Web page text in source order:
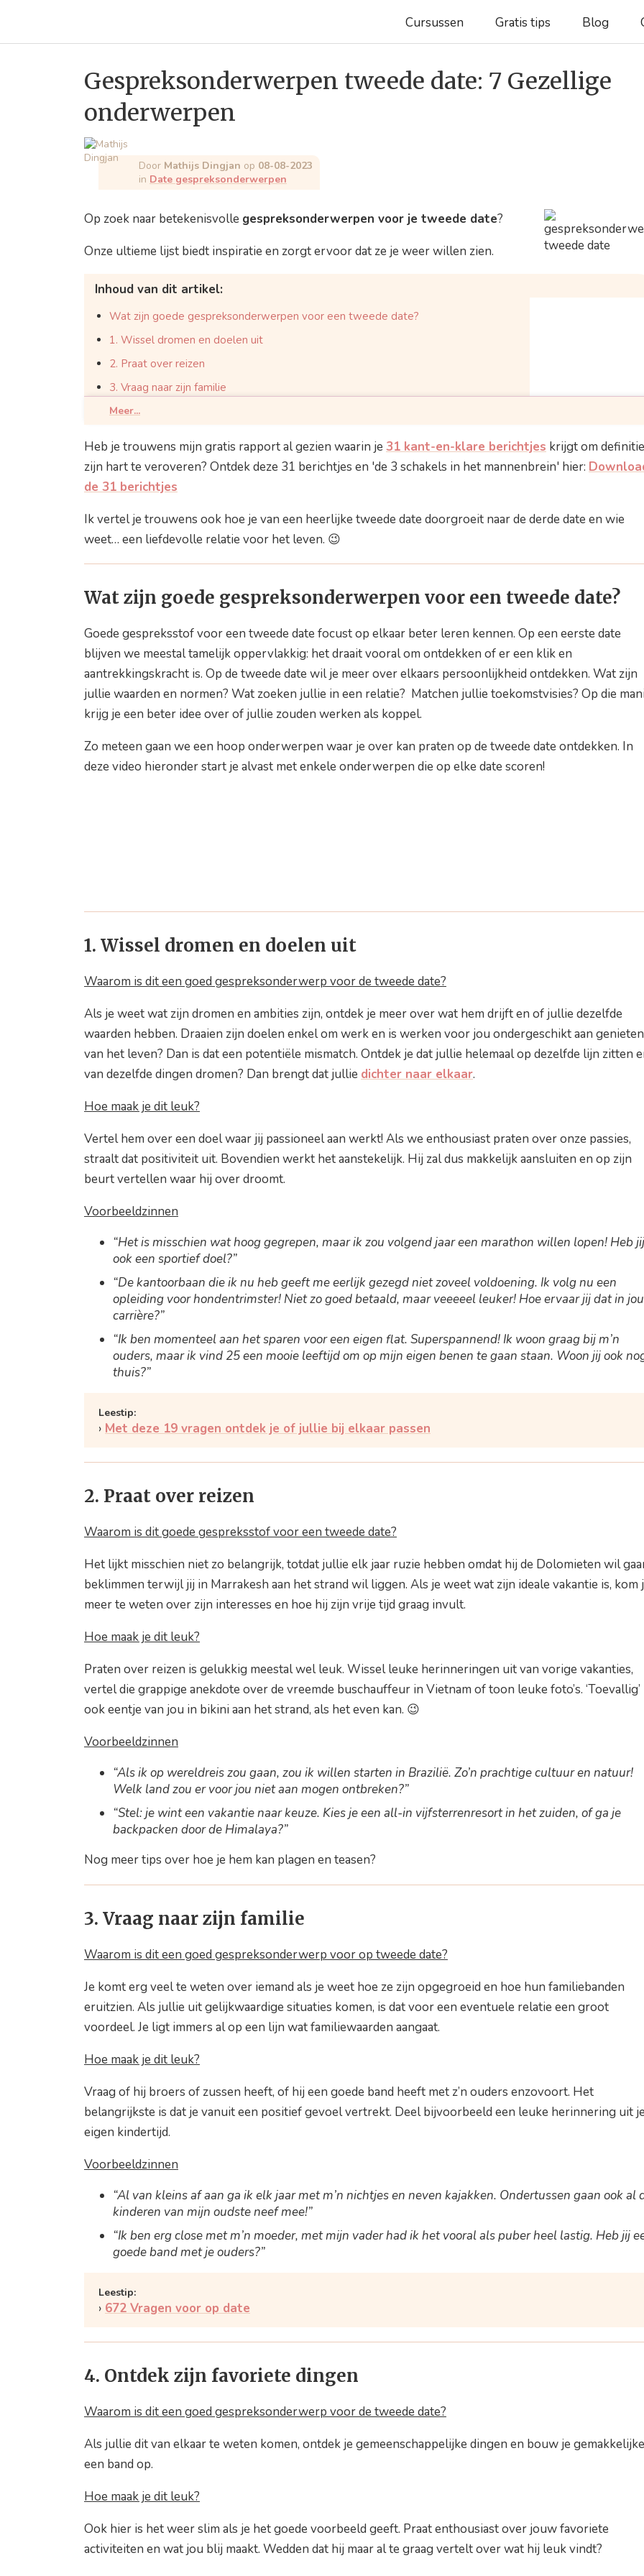
Cursussen Gratis tips Blog
Gespreksonderwerpen tweede date: 7 Gezellige
onderwerpen
Door Mathijs Dingjan op 08-08-2023
in Date gespreksonderwerpen
Op zoek naar betekenisvolle gespreksonderwerpen voor je tweede date?
Onze ultieme lijst biedt inspiratie en zorgt ervoor dat ze je weer willen zien.
Inhoud van dit artikel:
Wat zijn goede gespreksonderwerpen voor een tweede date?
1. Wissel dromen en doelen uit
2. Praat over reizen
3. Vraag naar zijn familie
4. Ontdek zijn favoriete dingen
6. Ontdek waar hij zich aan ergert
7. Vraag naar zijn muziek-, film- en/of boeksmaak
Meer...
Heb je trouwens mijn gratis rapport al gezien waarin je 31 kant-en-klare berichtjes krijgt om
zijn hart te veroveren? Ontdek deze 31 berichtjes en 'de 3 schakels in het mannenbrein' hier:
de 31 berichtjes
Ik vertel je trouwens ook hoe je van een heerlijke tweede date doorgroeit naar de derde date en wie
weet… een liefdevolle relatie voor het leven. 😉
Wat zijn goede gespreksonderwerpen voor een tweede date?
Goede gespreksstof voor een tweede date focust op elkaar beter leren kennen. Op een eerste date
blijven we meestal tamelijk oppervlakkig: het draait vooral om ontdekken of er een klik en
aantrekkingskracht is. Op de tweede date wil je meer over elkaars persoonlijkheid ontdekken. Wat zijn
jullie waarden en normen? Wat zoeken jullie in een relatie? Matchen jullie toekomstvisies? Op die
krijg je een beter idee over of jullie zouden werken als koppel.
Zo meteen gaan we een hoop onderwerpen waar je over kan praten op de tweede date ontdekken. In
deze video hieronder start je alvast met enkele onderwerpen die op elke date scoren!
1. Wissel dromen en doelen uit
Waarom is dit een goed gespreksonderwerp voor de tweede date?
Als je weet wat zijn dromen en ambities zijn, ontdek je meer over wat hem drijft en of jullie dezelfde
waarden hebben. Draaien zijn doelen enkel om werk en is werken voor jou ondergeschikt aan genieten
van het leven? Dan is dat een potentiële mismatch. Ontdek je dat jullie helemaal op dezelfde lijn zitten
van dezelfde dingen dromen? Dan brengt dat jullie dichter naar elkaar.
Hoe maak je dit leuk?
Vertel hem over een doel waar jij passioneel aan werkt! Als we enthousiast praten over onze passies,
straalt dat positiviteit uit. Bovendien werkt het aanstekelijk. Hij zal dus makkelijk aansluiten en op zijn
beurt vertellen waar hij over droomt.
Voorbeeldzinnen
“Het is misschien wat hoog gegrepen, maar ik zou volgend jaar een marathon willen lopen! Heb jij
ook een sportief doel?”
“De kantoorbaan die ik nu heb geeft me eerlijk gezegd niet zoveel voldoening. Ik volg nu een
opleiding voor hondentrimster! Niet zo goed betaald, maar veeeeel leuker! Hoe ervaar jij dat in
carrière?”
“Ik ben momenteel aan het sparen voor een eigen flat. Superspannend! Ik woon graag bij m’n
ouders, maar ik vind 25 een mooie leeftijd om op mijn eigen benen te gaan staan. Woon jij ook
thuis?”
Met deze 19 vragen ontdek je of jullie bij elkaar passen
2. Praat over reizen
Waarom is dit goede gespreksstof voor een tweede date?
Het lijkt misschien niet zo belangrijk, totdat jullie elk jaar ruzie hebben omdat hij de Dolomieten wil
beklimmen terwijl jij in Marrakesh aan het strand wil liggen. Als je weet wat zijn ideale vakantie is, kom
meer te weten over zijn interesses en hoe hij zijn vrije tijd graag invult.
Hoe maak je dit leuk?
Praten over reizen is gelukkig meestal wel leuk. Wissel leuke herinneringen uit van vorige vakanties,
vertel die grappige anekdote over de vreemde buschauffeur in Vietnam of toon leuke foto’s. ‘Toevallig’
ook eentje van jou in bikini aan het strand, als het even kan. 😉
Voorbeeldzinnen
“Als ik op wereldreis zou gaan, zou ik willen starten in Brazilië. Zo’n prachtige cultuur en natuur!
Welk land zou er voor jou niet aan mogen ontbreken?”
“Stel: je wint een vakantie naar keuze. Kies je een all-in vijfsterrenresort in het zuiden, of ga je
backpacken door de Himalaya?”
Nog meer tips over hoe je hem kan plagen en teasen?
3. Vraag naar zijn familie
Waarom is dit een goed gespreksonderwerp voor op tweede date?
Je komt erg veel te weten over iemand als je weet hoe ze zijn opgegroeid en hoe hun familiebanden
eruitzien. Als jullie uit gelijkwaardige situaties komen, is dat voor een eventuele relatie een groot
voordeel. Je ligt immers al op een lijn wat familiewaarden aangaat.
Hoe maak je dit leuk?
Vraag of hij broers of zussen heeft, of hij een goede band heeft met z’n ouders enzovoort. Het
belangrijkste is dat je vanuit een positief gevoel vertrekt. Deel bijvoorbeeld een leuke herinnering uit
eigen kindertijd.
Voorbeeldzinnen
“Al van kleins af aan ga ik elk jaar met m’n nichtjes en neven kajakken. Ondertussen gaan ook al
kinderen van mijn oudste neef mee!”
“Ik ben erg close met m’n moeder, met mijn vader had ik het vooral als puber heel lastig. Heb jij
goede band met je ouders?”
672 Vragen voor op date
4. Ontdek zijn favoriete dingen
Waarom is dit een goed gespreksonderwerp voor de tweede date?
Als jullie dit van elkaar te weten komen, ontdek je gemeenschappelijke dingen en bouw je
een band op.
Hoe maak je dit leuk?
Ook hier is het weer slim als je het goede voorbeeld geeft. Praat enthousiast over jouw favoriete
activiteiten en wat jou blij maakt. Wedden dat hij maar al te graag vertelt over wat hij leuk vindt?